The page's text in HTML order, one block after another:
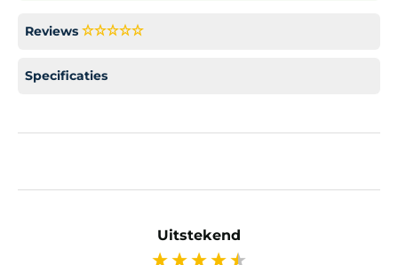
Reviews
Specificaties
Uitstekend